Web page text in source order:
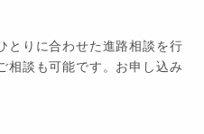
とりに合わせた進路相談を行
相談も可能です。お申し込み